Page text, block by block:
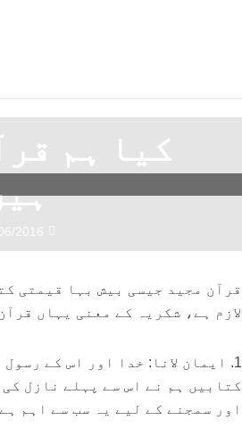
کیا ہم
2016
قرآن مجید جیسی بیش بہا قیمتی
لازم ہے، شکریہ کے معنی یہاں
1. ایمان لانا: خدا اور اس کے
اور سمجنے کے لیے یہ سب سے اہم